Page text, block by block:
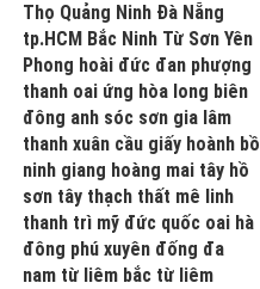
Thọ Quảng Ninh Đà Nẵng
tp.HCM Bắc Ninh Từ Sơn Yên
Phong hoài đức đan phượng
thanh oai ứng hòa long biên
đông anh sóc sơn gia lâm
thanh xuân cầu giấy hoành bồ
ninh giang hoàng mai tây hồ
sơn tây thạch thất mê linh
thanh trì mỹ đức quốc oai hà
đông phú xuyên đống đa
nam từ liêm bắc từ liêm